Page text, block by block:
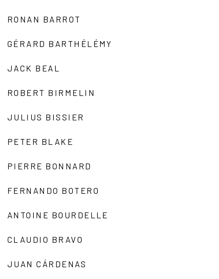
RONAN BARROT
GÉRARD BARTHÉLÉMY
JACK BEAL
ROBERT BIRMELIN
JULIUS BISSIER
PETER BLAKE
PIERRE BONNARD
FERNANDO BOTERO
ANTOINE BOURDELLE
CLAUDIO BRAVO
JUAN CÁRDENAS